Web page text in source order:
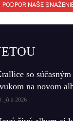
PODPOR NAŠE
so
na novom
júla 2026